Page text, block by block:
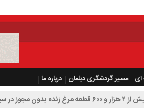
ای مسیر گردشگری دیلمان
درباره ما